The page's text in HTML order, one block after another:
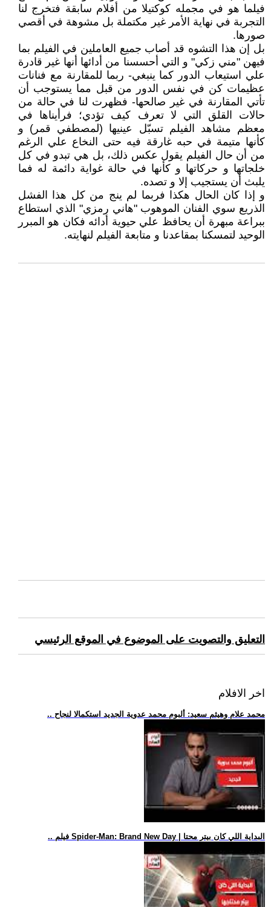
فيلما هو في مجمله كوكتيلا من أفلام سابقة فتخرج لنا
التجربة في نهاية الأمر غير مكتملة بل مشوهة في أقصي
صورها.
بل إن هذا التشوه قد أصاب جميع العاملين في الفيلم بما
فيهن "مني زكي" و التي أحسسنا من أدائها أنها غير قادرة
علي استيعاب الدور كما ينبغي- ربما للمقارنة مع فنانات
عظيمات كن في نفس الدور من قبل مما يستوجب أن
تأتي المقارنة في غير صالحها- فظهرت لنا في حالة من
حالات القلق التي لا تعرف كيف تؤدي؛ فرأيناها في
معظم مشاهد الفيلم تسبّل عينيها (لمصطفي قمر) و
كأنها متيمة في حبه غارقة فيه حتى النخاع علي الرغم
من أن حال الفيلم يقول عكس ذلك، بل هي تبدو في كل
خلجاتها و حركاتها و كأنها في حالة غواية دائمة له فما
يلبث أن يستجيب إلا و تصده.
و إذا كان الحال هكذا فربما لم ينج من كل هذا الفشل
الذريع سوي الفنان الموهوب "هاني رمزي" الذي استطاع
ببراعة مبهرة أن يحافظ علي حيوية أدائه فكان هو المبرر
الوحيد لتمسكنا بمقاعدنا و متابعة الفيلم لنهايته.
التعليق والتصويت على الموضوع في الموقع الرئيسي
اخر الافلام
.. محمد علام وهيثم سعيد: ألبوم محمد عدوية الجديد استكمالا لنجاح
.. فيلم Spider-Man: Brand New Day | البداية اللي كان بيتر محتا